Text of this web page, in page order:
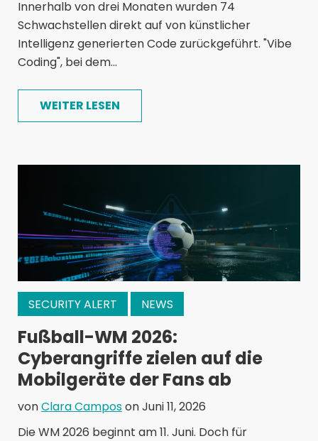
Innerhalb von drei Monaten wurden 74
Schwachstellen direkt auf von künstlicher
Intelligenz generierten Code zurückgeführt. "Vibe
Coding", bei dem...
WEITER LESEN
SECURITY ALERT NEWS
Fußball-WM 2026:
Cyberangriffe zielen auf die
Mobilgeräte der Fans ab
vonClara Camposon Juni 11, 2026
Die WM 2026 beginnt am 11. Juni. Doch für